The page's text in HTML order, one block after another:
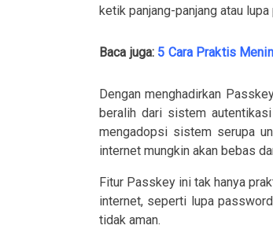
ketik panjang-panjang atau
Baca juga: 5 Cara Praktis
Dengan menghadirkan
beralih dari sistem
mengadopsi sistem serupa
internet mungkin akan bebas
Fitur Passkey ini tak hanya
internet, seperti lupa
tidak aman.